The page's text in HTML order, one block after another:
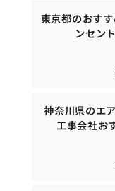
東京都のおす
ンセン
神奈川県のエ
工事会社お